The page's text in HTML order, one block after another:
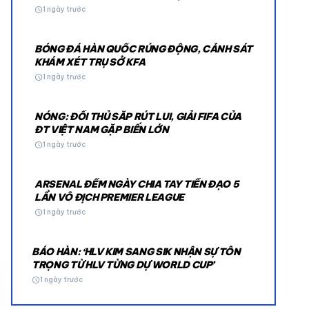
© 2026 TT24H
schedule1 ngày trước
BÓNG ĐÁ HÀN QUỐC RÚNG ĐỘNG, CẢNH SÁT
KHÁM XÉT TRỤ SỞ KFA
schedule1 ngày trước
NÓNG: ĐỐI THỦ SẮP RÚT LUI, GIẢI FIFA CỦA
ĐT VIỆT NAM GẶP BIẾN LỚN
schedule1 ngày trước
ARSENAL ĐẾM NGÀY CHIA TAY TIỀN ĐẠO 5
LẦN VÔ ĐỊCH PREMIER LEAGUE
schedule1 ngày trước
BÁO HÀN: ‘HLV KIM SANG SIK NHẬN SỰ TÔN
TRỌNG TỪ HLV TỪNG DỰ WORLD CUP’
schedule1 ngày trước